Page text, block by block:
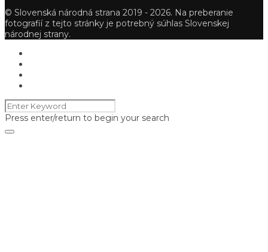
© Slovenská národná strana 2019 - 2026. Na preberanie
fotografií z tejto stránky je potrebný súhlas Slovenskej
národnej strany.
Press enter/return to begin your search